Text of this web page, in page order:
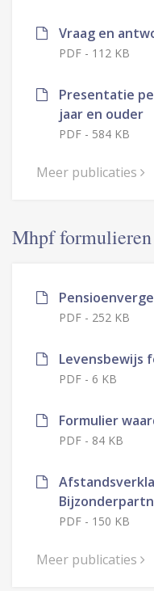
Vraag en
PDF - 112 KB
Presentatie
jaar en ouder
PDF - 584 KB
Meer publicaties
Mhpf formulieren
PDF - 252 KB
Levensbewijs
PDF - 6 KB
Formulier
PDF - 84 KB
PDF - 150 KB
Meer publicaties